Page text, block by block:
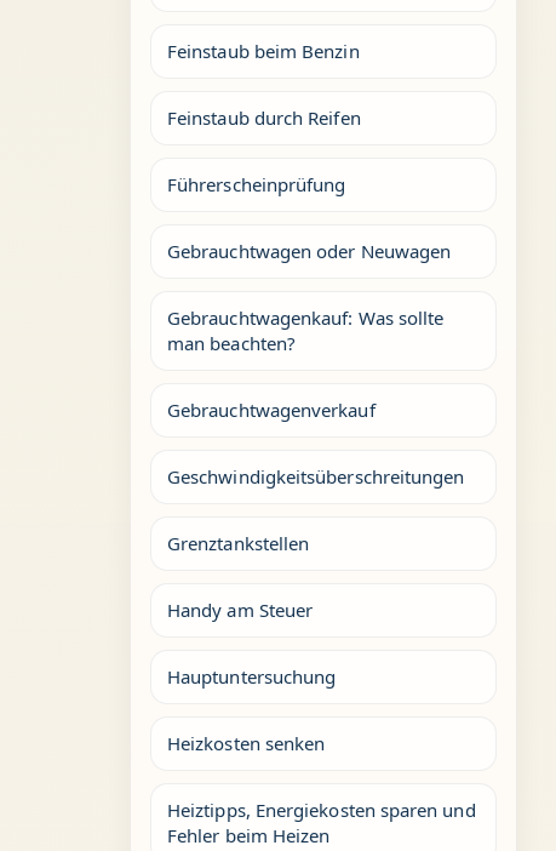
Feinstaub beim Benzin
Feinstaub durch Reifen
Führerscheinprüfung
Gebrauchtwagen oder Neuwagen
Gebrauchtwagenkauf: Was sollte
man beachten?
Gebrauchtwagenverkauf
Geschwindigkeitsüberschreitungen
Grenztankstellen
Handy am Steuer
Hauptuntersuchung
Heizkosten senken
Heiztipps, Energiekosten sparen und
Fehler beim Heizen